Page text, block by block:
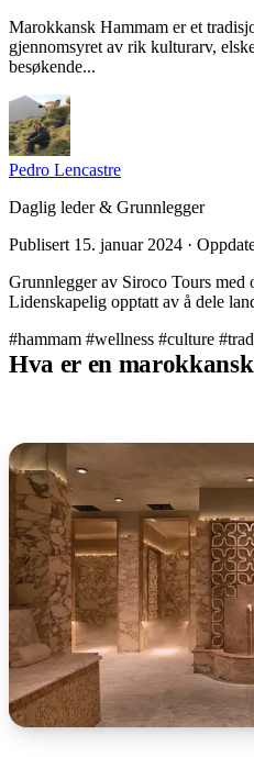
Marokkansk Hammam er et
gjennomsyret av rik kulturarv,
besøkende...
Pedro Lencastre
Daglig leder & Grunnlegger
Publisert 15. januar 2024 ·
Grunnlegger av Siroco Tours
Lidenskapelig opptatt av å dele
#hammam #wellness #culture
Hva er en